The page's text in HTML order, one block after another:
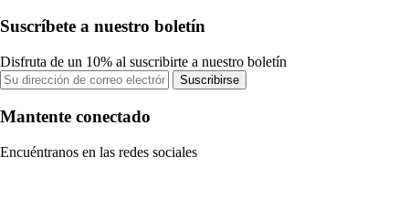
Suscríbete a nuestro boletín
Disfruta de un 10% al suscribirte a nuestro boletín
Suscribirse
Mantente conectado
Encuéntranos en las redes sociales